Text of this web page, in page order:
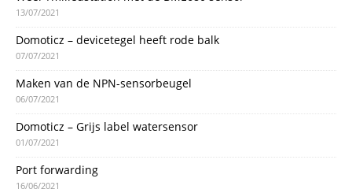
13/07/2021
Domoticz – devicetegel heeft rode balk
07/07/2021
Maken van de NPN-sensorbeugel
06/07/2021
Domoticz – Grijs label watersensor
01/07/2021
Port forwarding
16/06/2021